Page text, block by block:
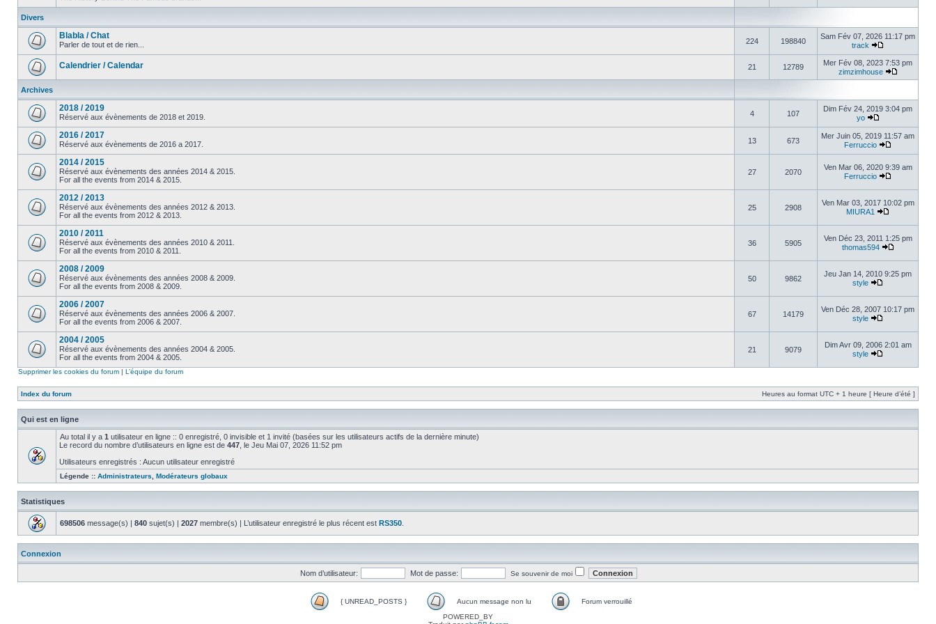
Divers
Blabla / Chat
Parler de tout et de rien... 224 198840
Sam Fév 07, 2026 11:17 pm
track
Calendrier / Calendar 21 12789
Mer Fév 08, 2023 7:53 pm
zimzimhouse
Archives
2018 / 2019
Réservé aux évènements de 2018 et 2019. 4 107
Dim Fév 24, 2019 3:04 pm
yo
2016 / 2017
Réservé aux évènements de 2016 a 2017. 13 673
Mer Juin 05, 2019 11:57 am
Ferruccio
2014 / 2015
Réservé aux évènements des années 2014 & 2015.
For all the events from 2014 & 2015.
27 2070
Ven Mar 06, 2020 9:39 am
Ferruccio
2012 / 2013
Réservé aux évènements des années 2012 & 2013.
For all the events from 2012 & 2013.
25 2908
Ven Mar 03, 2017 10:02 pm
MIURA1
2010 / 2011
Réservé aux évènements des années 2010 & 2011.
For all the events from 2010 & 2011.
36 5905
Ven Déc 23, 2011 1:25 pm
thomas594
2008 / 2009
Réservé aux évènements des années 2008 & 2009.
For all the events from 2008 & 2009.
50 9862
Jeu Jan 14, 2010 9:25 pm
style
2006 / 2007
Réservé aux évènements des années 2006 & 2007.
For all the events from 2006 & 2007.
67 14179
Ven Déc 28, 2007 10:17 pm
style
2004 / 2005
Réservé aux évènements des années 2004 & 2005.
For all the events from 2004 & 2005.
21 9079
Dim Avr 09, 2006 2:01 am
style
Supprimer les cookies du forum | L’équipe du forum
Index du forum Heures au format UTC + 1 heure [ Heure d’été ]
Qui est en ligne
Au total il y a 1 utilisateur en ligne :: 0 enregistré, 0 invisible et 1 invité (basées sur les utilisateurs actifs de la dernière minute)
Le record du nombre d’utilisateurs en ligne est de 447 , le Jeu Mai 07, 2026 11:52 pm
Utilisateurs enregistrés : Aucun utilisateur enregistré
Légende :: Administrateurs Modérateurs globaux
Statistiques
698506 message(s) | 840 sujet(s) | 2027 membre(s) | L’utilisateur enregistré le plus récent est RS350
Connexion
Nom d’utilisateur: Mot de passe: Se souvenir de moi
{ UNREAD_POSTS } Aucun message non lu
Forum verrouillé
POWERED_BY